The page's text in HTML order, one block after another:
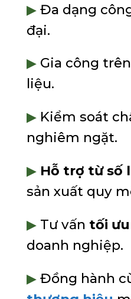
▶ Đa dạng
đại.
▶ Gia công
liệu.
▶ Kiểm soát
nghiêm ngặt.
▶ Hỗ trợ từ số
sản xuất quy
▶ Tư vấn tối
doanh nghiệp.
▶ Đồng hành